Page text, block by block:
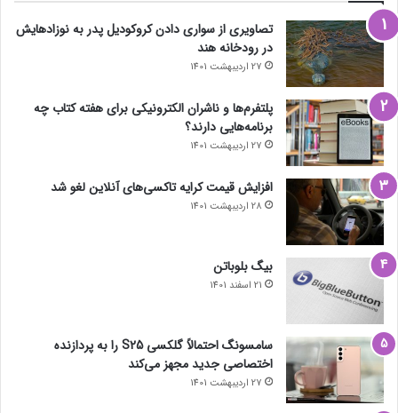
تصاویری از سواری دادن کروکودیل پدر به نوزادهایش
در رودخانه هند
27 اردیبهشت 1401
پلتفرم‌ها و ناشران الکترونیکی برای هفته کتاب چه
برنامه‌هایی دارند؟
27 اردیبهشت 1401
افزایش قیمت کرایه تاکسی‌های آنلاین لغو شد
28 اردیبهشت 1401
بیگ بلوباتن
21 اسفند 1401
سامسونگ احتمالاً گلکسی S25 را به پردازنده
اختصاصی جدید مجهز می‌کند
27 اردیبهشت 1401